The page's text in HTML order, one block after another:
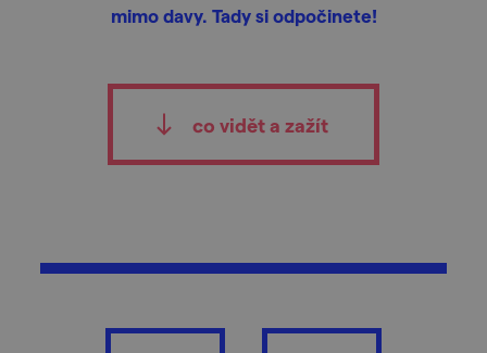
mimo davy. Tady si odpočinete!
co vidět a zažít